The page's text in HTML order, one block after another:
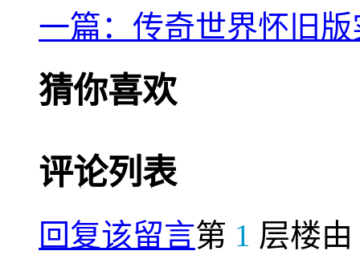
一篇：传奇世界怀旧
猜你喜欢
评论列表
回复该留言第 1 层楼由